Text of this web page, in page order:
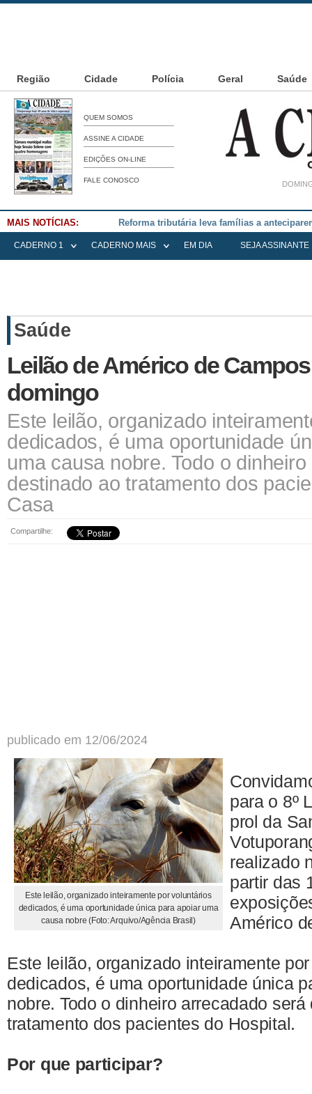
Região Cidade Polícia Geral Saúde
QUEM SOMOS
ASSINE A CIDADE
EDIÇÕES ON-LINE
FALE CONOSCO
MAIS NOTÍCIAS: Falece Elena Menoia Cesarin
CADERNO 1 CADERNO MAIS EM DIA SEJA ASSINANTE
Saúde
Leilão de Américo de
domingo
Este leilão, organizado
dedicados, é uma oportunidade
uma causa nobre. Todo o
destinado ao tratamento dos
Casa
Compartilhe:
publicado em 12/06/2024
Este leilão, organizado inteiramente por voluntários
dedicados, é uma oportunidade única para apoiar uma
causa nobre (Foto: Arquivo/Agência Brasil)
para o 8º
prol da
realizado
partir das
Américo
Este leilão, organizado inteiramente
dedicados, é uma oportunidade única
nobre. Todo o dinheiro arrecadado
tratamento dos pacientes do Hospital.
Por que participar?